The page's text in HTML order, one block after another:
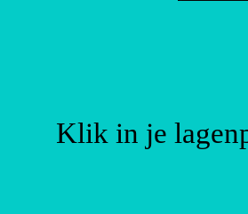
Klik in je